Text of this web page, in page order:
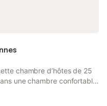
chambre d’hôtes de 25
une chambre confortable
environnement paisible
chauffage dans